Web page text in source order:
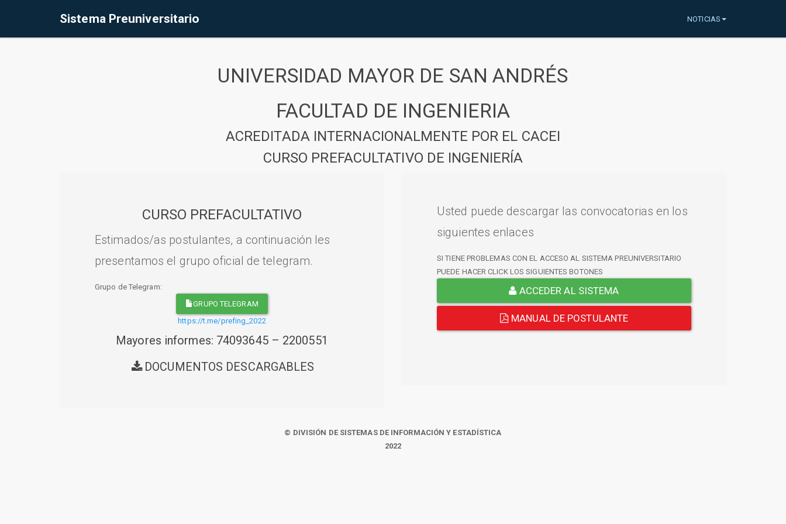
Sistema Preuniversitario NOTICIAS
UNIVERSIDAD MAYOR DE SAN ANDRÉS
FACULTAD DE INGENIERIA
ACREDITADA INTERNACIONALMENTE POR EL CACEI
CURSO PREFACULTATIVO DE INGENIERÍA
CURSO PREFACULTATIVO
Estimados/as postulantes, a continuación les
presentamos el grupo oficial de telegram.
Grupo de Telegram:
GRUPO TELEGRAM
https://t.me/prefing_2022
Mayores informes: 74093645 – 2200551
DOCUMENTOS DESCARGABLES
Usted puede descargar las convocatorias en los
siguientes enlaces
SI TIENE PROBLEMAS CON EL ACCESO AL SISTEMA PREUNIVERSITARIO
PUEDE HACER CLICK LOS SIGUIENTES BOTONES
ACCEDER AL SISTEMA
MANUAL DE POSTULANTE
© DIVISIÓN DE SISTEMAS DE INFORMACIÓN Y ESTADÍSTICA
2022